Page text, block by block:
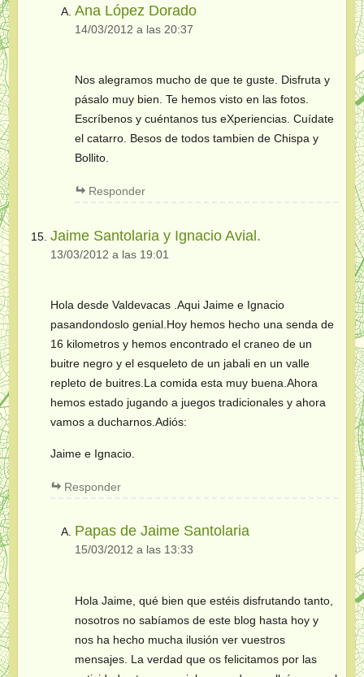
Ana López Dorado
14/03/2012 a las 20:37
Nos alegramos mucho de que te guste. Disfruta y
pásalo muy bien. Te hemos visto en las fotos.
Escríbenos y cuéntanos tus eXperiencias. Cuídate
el catarro. Besos de todos tambien de Chispa y
Bollito.
Responder
Jaime Santolaria y Ignacio Avial.
13/03/2012 a las 19:01
Hola desde Valdevacas .Aqui Jaime e Ignacio
pasandondoslo genial.Hoy hemos hecho una senda de
16 kilometros y hemos encontrado el craneo de un
buitre negro y el esqueleto de un jabali en un valle
repleto de buitres.La comida esta muy buena.Ahora
hemos estado jugando a juegos tradicionales y ahora
vamos a ducharnos.Adiós:
Jaime e Ignacio.
Responder
Papas de Jaime Santolaria
15/03/2012 a las 13:33
Hola Jaime, qué bien que estéis disfrutando tanto,
nosotros no sabíamos de este blog hasta hoy y
nos ha hecho mucha ilusión ver vuestros
mensajes. La verdad que os felicitamos por las